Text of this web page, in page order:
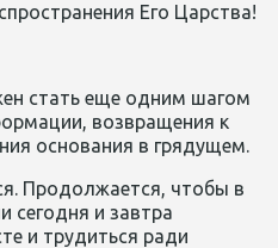
Его Царства!
стать еще одним шагом
возвращения к
основания в грядущем.
Продолжается, чтобы в
сегодня и завтра
и трудиться ради